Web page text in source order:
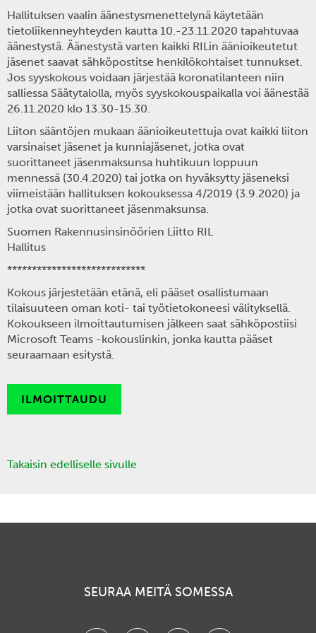
Hallituksen vaalin äänestysmenettelynä käytetään
tietoliikenneyhteyden kautta 10.-23.11.2020 tapahtuvaa
äänestystä. Äänestystä varten kaikki RILin äänioikeutetut
jäsenet saavat sähköpostitse henkilökohtaiset tunnukset.
Jos syyskokous voidaan järjestää koronatilanteen niin
salliessa Säätytalolla, myös syyskokouspaikalla voi äänestää
26.11.2020 klo 13.30-15.30.
Liiton sääntöjen mukaan äänioikeutettuja ovat kaikki liiton
varsinaiset jäsenet ja kunniajäsenet, jotka ovat
suorittaneet jäsenmaksunsa huhtikuun loppuun
mennessä (30.4.2020) tai jotka on hyväksytty jäseneksi
viimeistään hallituksen kokouksessa 4/2019 (3.9.2020) ja
jotka ovat suorittaneet jäsenmaksunsa.
Suomen Rakennusinsinöörien Liitto RIL
Hallitus
****************************
Kokous järjestetään etänä, eli pääset osallistumaan
tilaisuuteen oman koti- tai työtietokoneesi välityksellä.
Kokoukseen ilmoittautumisen jälkeen saat sähköpostiisi
Microsoft Teams -kokouslinkin, jonka kautta pääset
seuraamaan esitystä.
ILMOITTAUDU
Takaisin edelliselle sivulle
SEURAA MEITÄ SOMESSA